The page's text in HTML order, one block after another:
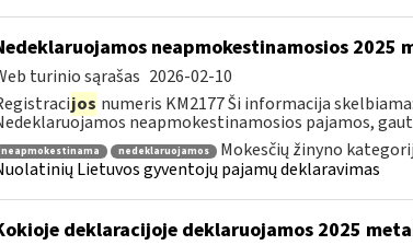
neapmokestinamosios 2025
turinio sąrašas 2026-02-10
jos numeris KM2177 Ši informacija
neapmokestinamosios pajamos,
neapmokestinama nedeklaruojamos Mokesčių žinyno
Lietuvos gyventojų pajamų deklaravimas
deklaracijoje deklaruojamos 2025